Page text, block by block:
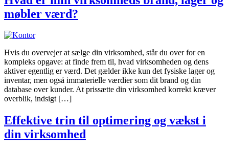
møbler værd?
Hvis du overvejer at sælge din virksomhed, står du over for en
kompleks opgave: at finde frem til, hvad virksomheden og dens
aktiver egentlig er værd. Det gælder ikke kun det fysiske lager og
inventar, men også immaterielle værdier som dit brand og din
database over kunder. At prissætte din virksomhed korrekt kræver
overblik, indsigt […]
Effektive trin til optimering og vækst i
din virksomhed